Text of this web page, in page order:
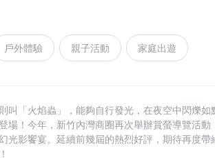
戶外體驗 親子活動 家庭出遊
叫「火焰蟲」，能夠自行發光，在夜空中閃爍如
場！今年，新竹內灣商圈再次舉辦賞螢導覽活動
光影饗宴。延續前幾屆的熱烈好評，期待再度帶